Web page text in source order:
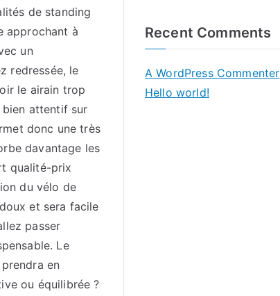
de standing
approchant à
un
redressée, le
le airain trop
bien attentif sur
donc une très
davantage les
qualité-prix
du vélo de
et sera facile
passer
Le
en
ou équilibrée ?
Recent Comments
A WordPress Commenter
Hello world!